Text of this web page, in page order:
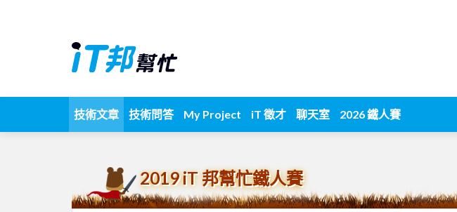
技術文章 技術問答 My Project iT 徵才 聊天室 2026 鐵人賽
2019 iT 邦幫忙鐵人賽